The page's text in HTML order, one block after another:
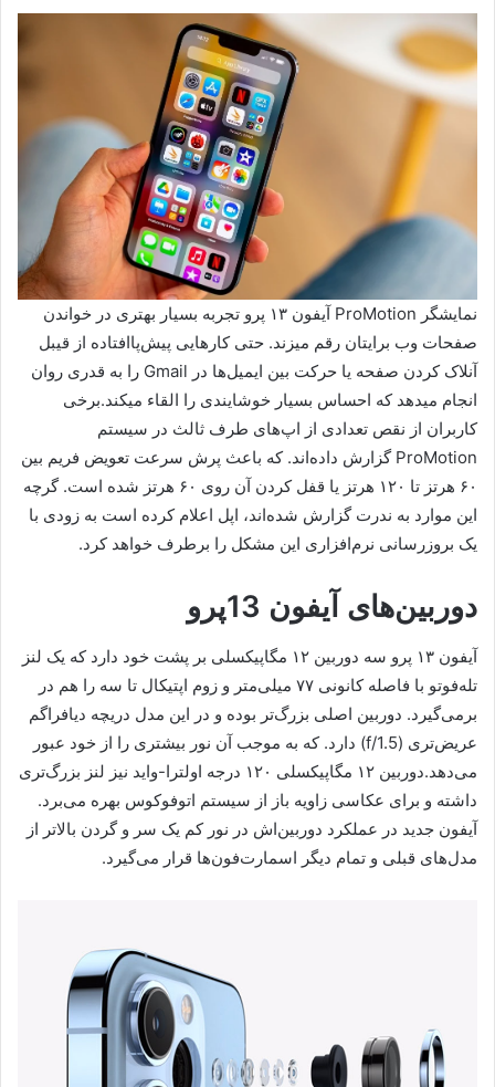
نمایشگر ProMotion آیفون ۱۳ پرو تجربه بسیار بهتری در خواندن
صفحات وب برایتان رقم می‎زند. حتی کارهایی پیش‌پاافتاده از قیبل
آنلاک کردن صفحه یا حرکت بین ایمیل‌‎ها در Gmail را به قدری روان
انجام می‎دهد که احساس بسیار خوشایندی را القاء می‎کند.برخی
کاربران از نقص تعدادی از اپ‌های طرف ثالث در سیستم
ProMotion گزارش داده‌اند. که باعث پرش سرعت تعویض فریم بین
۶۰ هرتز تا ۱۲۰ هرتز یا قفل کردن آن روی ۶۰ هرتز شده است. گرچه
این موارد به ندرت گزارش شده‌اند، اپل اعلام کرده است به زودی با
یک بروزرسانی نرم‌افزاری این مشکل را برطرف خواهد کرد.
دوربین‌های آیفون 13پرو
آیفون ۱۳ پرو سه دوربین ۱۲ مگاپیکسلی بر پشت خود دارد که یک لنز
تله‌فوتو با فاصله کانونی ۷۷ میلی‌متر و زوم اپتیکال تا سه را هم در
برمی‌گیرد. دوربین اصلی بزرگ‌تر بوده و در این مدل دریچه دیافراگم
عریض‌تری (f/1.5) دارد. که به موجب آن نور بیشتری را از خود عبور
می‌دهد.دوربین ۱۲ مگاپیکسلی ۱۲۰ درجه اولترا-واید نیز لنز بزرگ‌تری
داشته و برای عکاسی زاویه باز از سیستم اتوفوکوس بهره‎ می‌برد.
آیفون جدید در عملکرد دوربین‌اش در نور کم یک سر و گردن بالاتر از
مدل‌های قبلی و تمام دیگر اسمارت‌فون‌ها قرار می‌گیرد.